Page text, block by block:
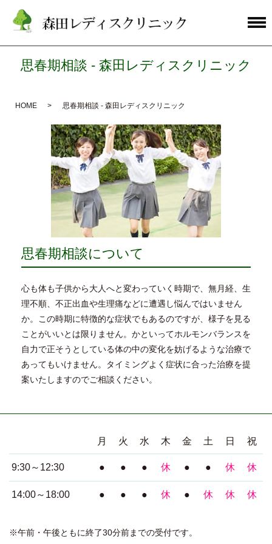
思春期相談 - 森田レディスクリニック
HOME 思春期相談 - 森田レディスクリニック
思春期相談について
心も体も子供から大人へと変わっていく時期で、無月経、生
理不順、不正出血や生理痛などに遭遇し悩んではいません
か。この時期に特徴的な症状でもあるのですが、様子を見る
ことがいいとは限りません。かといってホルモンバランスを
自力で正そうとしている体の中の変化を妨げるような治療で
あってもいけません。タイミングよく症状に合った治療を提
案いたしますのでご相談ください。
月 火 水 木 金 土 日 祝
9:30～12:30 ● ● ● 休 ● ● 休 休
14:00～18:00 ● ● ● 休 ● 休 休 休
※午前・午後ともに終了30分前までの受付です。